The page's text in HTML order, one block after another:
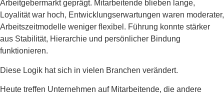
Arbeitgebermarkt geprägt. Mitarbeitende blieben lange,
Loyalität war hoch, Entwicklungserwartungen waren moderater,
Arbeitszeitmodelle weniger flexibel. Führung konnte stärker
aus Stabilität, Hierarchie und persönlicher Bindung
funktionieren.
Diese Logik hat sich in vielen Branchen verändert.
Heute treffen Unternehmen auf Mitarbeitende, die andere